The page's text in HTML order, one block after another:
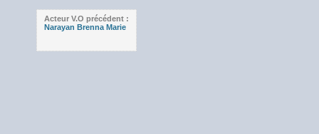
Acteur V.O précédent :
Narayan Brenna Marie